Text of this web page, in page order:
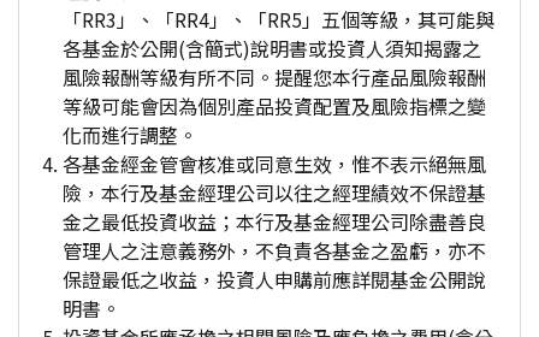
「RR3」、「RR4」、「RR5」五個等級，其可能與
各基金於公開(含簡式)說明書或投資人須知揭露之
風險報酬等級有所不同。提醒您本行產品風險報酬
等級可能會因為個別產品投資配置及風險指標之變
化而進行調整。
各基金經金管會核准或同意生效，惟不表示絕無風
險，本行及基金經理公司以往之經理績效不保證基
金之最低投資收益；本行及基金經理公司除盡善良
管理人之注意義務外，不負責各基金之盈虧，亦不
保證最低之收益，投資人申購前應詳閱基金公開說
明書。